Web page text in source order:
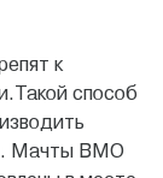
к
способ
Мачты ВМО